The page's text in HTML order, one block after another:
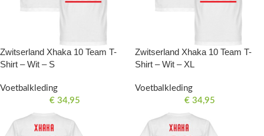
Zwitserland Xhaka 10 Team T-
Shirt – Wit – S
Voetbalkleding
€34,95
Zwitserland Xhaka 10 Team T-
Shirt – Wit – XL
Voetbalkleding
€34,95